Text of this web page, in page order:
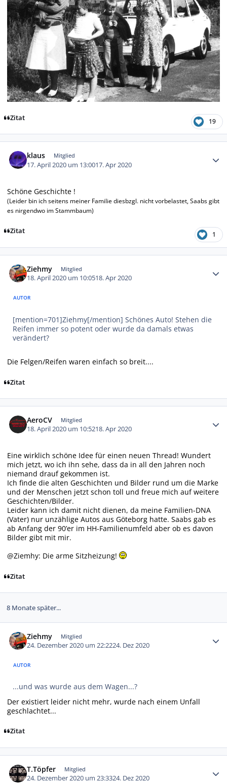
Zitat 19
klaus Mitglied
17. April 2020 um 13:0017. Apr 2020
Schöne Geschichte !
(Leider bin ich seitens meiner Familie diesbzgl. nicht vorbelastet, Saabs gibt
es nirgendwo im Stammbaum)
Zitat 1
Ziehmy Mitglied
18. April 2020 um 10:0518. Apr 2020
AUTOR
[mention=701]Ziehmy[/mention] Schönes Auto! Stehen die
Reifen immer so potent oder wurde da damals etwas
verändert?
Die Felgen/Reifen waren einfach so breit....
Zitat
AeroCV Mitglied
18. April 2020 um 10:5218. Apr 2020
Eine wirklich schöne Idee für einen neuen Thread! Wundert
mich jetzt, wo ich ihn sehe, dass da in all den Jahren noch
niemand drauf gekommen ist.
Ich finde die alten Geschichten und Bilder rund um die Marke
und der Menschen jetzt schon toll und freue mich auf weitere
Geschichten/Bilder.
Leider kann ich damit nicht dienen, da meine Familien-DNA
(Vater) nur unzählige Autos aus Göteborg hatte. Saabs gab es
ab Anfang der 90’er im HH-Familienumfeld aber ob es davon
Bilder gibt mit mir.
@Ziemhy: Die arme Sitzheizung!
Zitat
8 Monate später...
Ziehmy Mitglied
24. Dezember 2020 um 22:2224. Dez 2020
AUTOR
...und was wurde aus dem Wagen...?
Der existiert leider nicht mehr, wurde nach einem Unfall
geschlachtet...
Zitat
T.Töpfer Mitglied
24. Dezember 2020 um 23:3324. Dez 2020